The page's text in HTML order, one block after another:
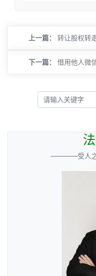
上一篇： 转让股权转
下一篇： 借用他人微
————受人